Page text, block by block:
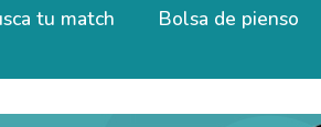
tu match Bolsa de pienso